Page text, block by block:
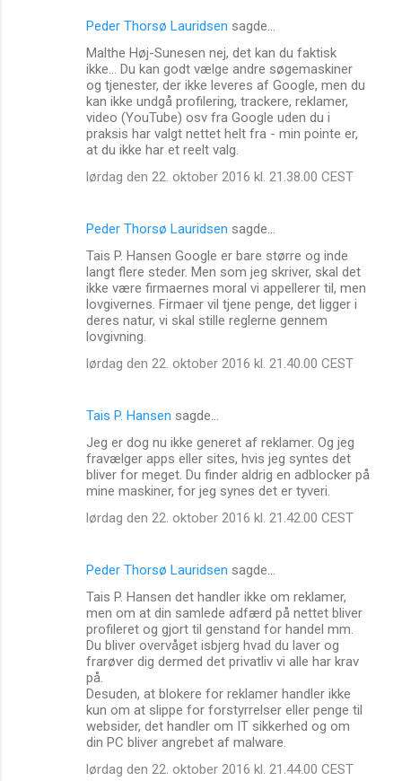
Peder Thorsø Lauridsen sagde…
Malthe Høj-Sunesen nej, det kan du faktisk
ikke... Du kan godt vælge andre søgemaskiner
og tjenester, der ikke leveres af Google, men du
kan ikke undgå profilering, trackere, reklamer,
video (YouTube) osv fra Google uden du i
praksis har valgt nettet helt fra - min pointe er,
at du ikke har et reelt valg.
lørdag den 22. oktober 2016 kl. 21.38.00 CEST
Peder Thorsø Lauridsen sagde…
Tais P. Hansen Google er bare større og inde
langt flere steder. Men som jeg skriver, skal det
ikke være firmaernes moral vi appellerer til, men
lovgivernes. Firmaer vil tjene penge, det ligger i
deres natur, vi skal stille reglerne gennem
lovgivning.
lørdag den 22. oktober 2016 kl. 21.40.00 CEST
Tais P. Hansen sagde…
Jeg er dog nu ikke generet af reklamer. Og jeg
fravælger apps eller sites, hvis jeg syntes det
bliver for meget. Du finder aldrig en adblocker på
mine maskiner, for jeg synes det er tyveri.
lørdag den 22. oktober 2016 kl. 21.42.00 CEST
Peder Thorsø Lauridsen sagde…
Tais P. Hansen​​ det handler ikke om reklamer,
men om at din samlede adfærd på nettet bliver
profileret og gjort til genstand for handel mm.
Du bliver overvåget isbjerg hvad du laver og
frarøver dig dermed det privatliv vi alle har krav
på.
Desuden, at blokere for reklamer handler ikke
kun om at slippe for forstyrrelser eller penge til
websider, det handler om IT sikkerhed og om
din PC bliver angrebet af malware.
lørdag den 22. oktober 2016 kl. 21.44.00 CEST